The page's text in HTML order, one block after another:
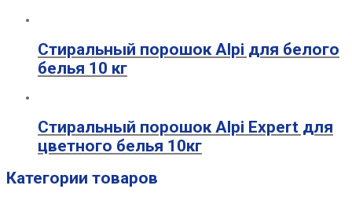
Стиральный порошок Alpi для белого
белья 10 кг
Стиральный порошок Alpi Expert для
цветного белья 10кг
Категории товаров